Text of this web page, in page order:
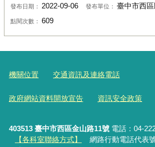
發布日期： 2022-09-06 發布單位： 臺中市西區
點閱次數： 609
機關位置 交通資訊及連絡電話
政府網站資料開放宣告 資訊安全政策
403513 臺中市西區金山路11號電話：04-
【各科室聯絡方式】
網路行動電話代表